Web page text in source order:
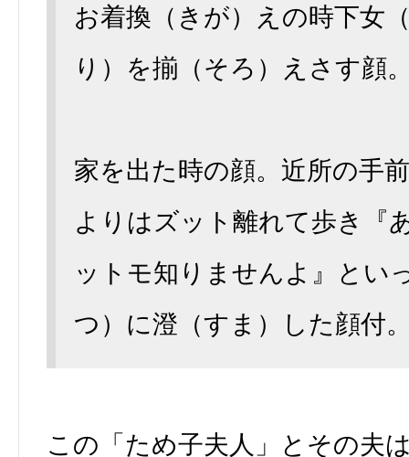
お着換（きが）えの時下女
り）を揃（そろ）えさす顔
家を出た時の顔。近所の手
よりはズット離れて歩き『
ットモ知りませんよ』とい
つ）に澄（すま）した顔付
この「ため子夫人」とその夫